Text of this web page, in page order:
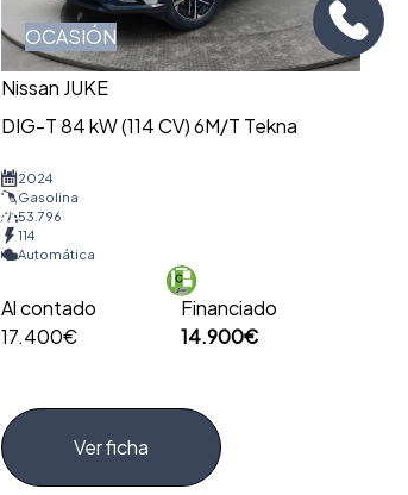
OCASIÓN
Nissan JUKE
DIG-T 84 kW (114 CV) 6M/T Tekna
2024
Gasolina
53.796
114
Automática
Al contado
17.400€
Financiado
14.900€
Ver ficha